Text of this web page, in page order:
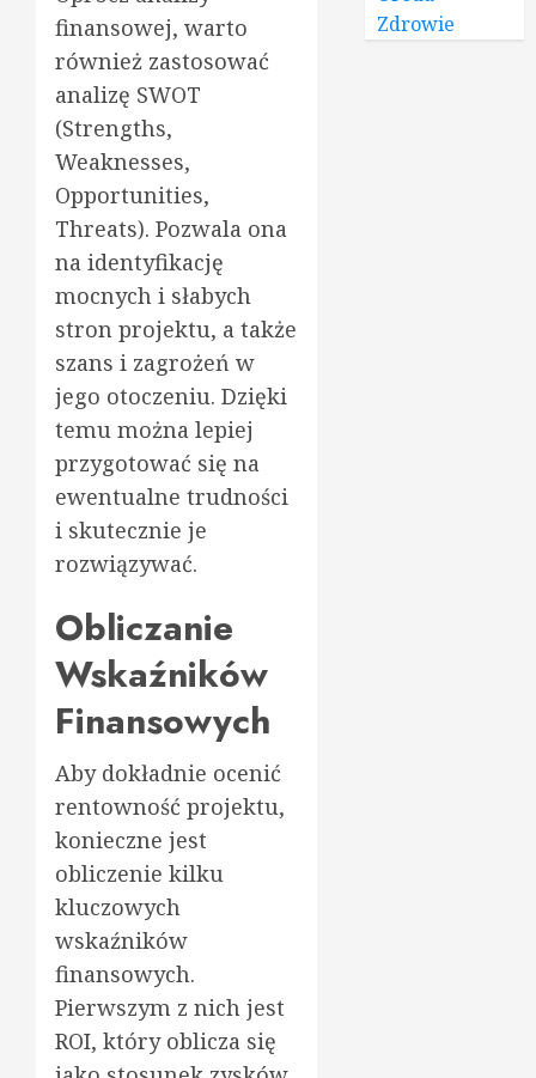
finansowej, warto
również zastosować
analizę SWOT
(Strengths,
Weaknesses,
Opportunities,
Threats). Pozwala ona
na identyfikację
mocnych i słabych
stron projektu, a także
szans i zagrożeń w
jego otoczeniu. Dzięki
temu można lepiej
przygotować się na
ewentualne trudności
i skutecznie je
rozwiązywać.
Obliczanie
Wskaźników
Finansowych
Aby dokładnie ocenić
rentowność projektu,
konieczne jest
obliczenie kilku
kluczowych
wskaźników
finansowych.
Pierwszym z nich jest
ROI, który oblicza się
Zdrowie